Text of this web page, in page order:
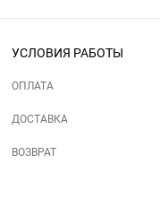
УСЛОВИЯ РАБОТЫ
ОПЛАТА
ДОСТАВКА
ВОЗВРАТ